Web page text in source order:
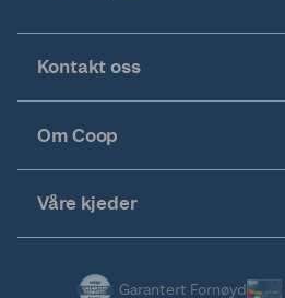
Kontakt oss
Om Coop
Våre kjeder
Garantert Fornøyd